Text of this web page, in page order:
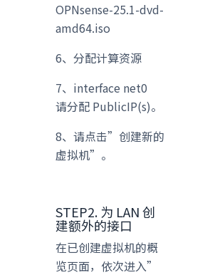
OPNsense-25.1-dvd-
amd64.iso
6、分配计算资源
7、interface net0
请分配 PublicIP(s)。
8、请点击”创建新的
虚拟机”。
STEP2. 为 LAN 创
建额外的接口
在已创建虚拟机的概
览页面，依次进入”